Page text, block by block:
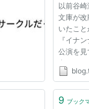
以前谷
文庫が
いたこ
『イナ
公演を見
在しな
異を超え
ておく。
9 ブック